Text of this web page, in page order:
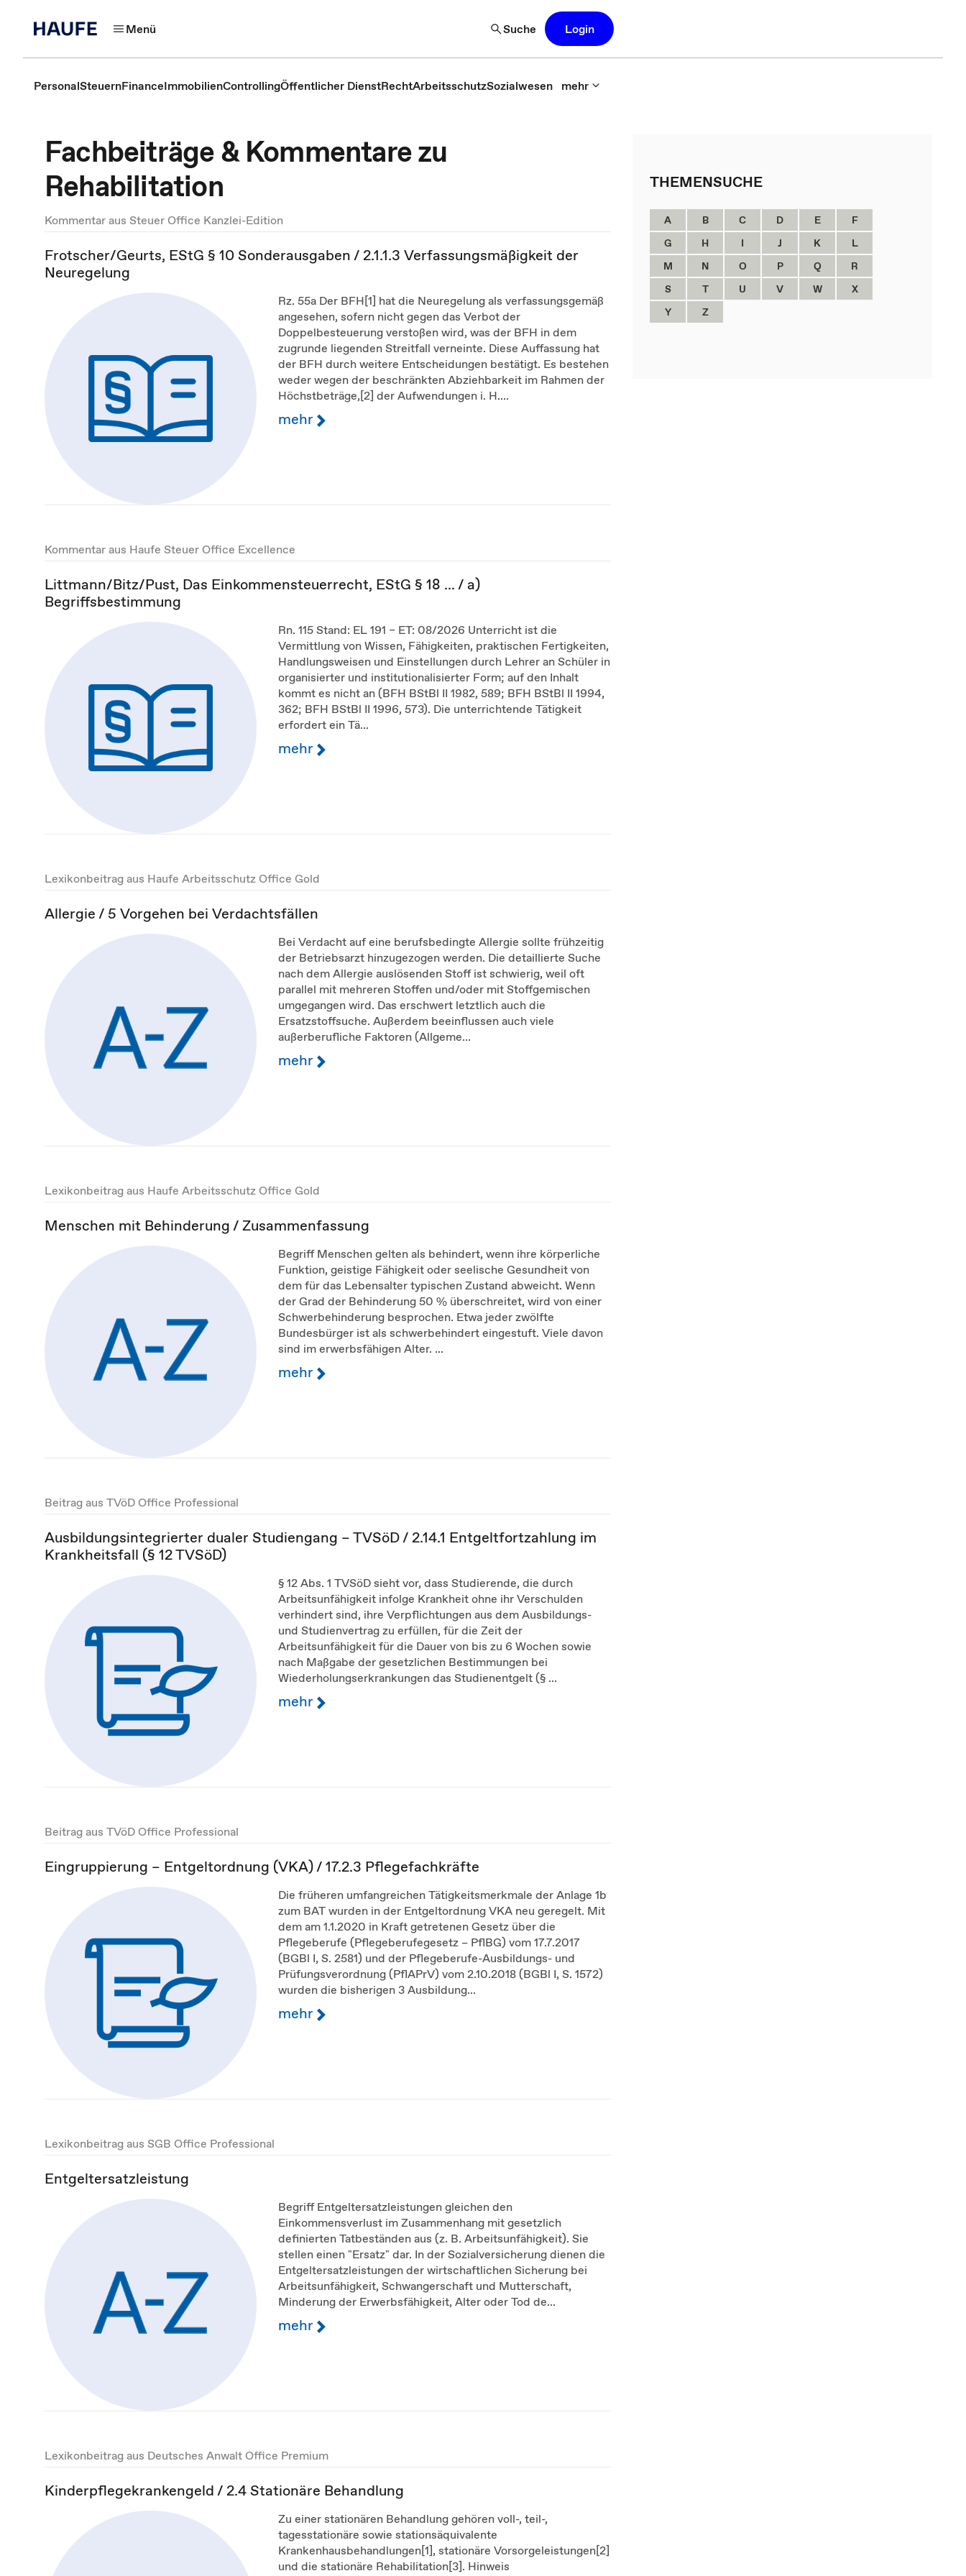
Menü Suche Login
PersonalSteuernFinanceImmobilienControllingÖffentlicher DienstRechtArbeitsschutzSozialwesen mehr
Fachbeiträge & Kommentare zu
Rehabilitation
Kommentar aus Steuer Office Kanzlei-Edition
Frotscher/Geurts, EStG § 10 Sonderausgaben / 2.1.1.3 Verfassungsmäßigkeit der
Neuregelung
Rz. 55a Der BFH[1] hat die Neuregelung als verfassungsgemäß
angesehen, sofern nicht gegen das Verbot der
Doppelbesteuerung verstoßen wird, was der BFH in dem
zugrunde liegenden Streitfall verneinte. Diese Auffassung hat
der BFH durch weitere Entscheidungen bestätigt. Es bestehen
weder wegen der beschränkten Abziehbarkeit im Rahmen der
Höchstbeträge,[2] der Aufwendungen i. H....
mehr
Kommentar aus Haufe Steuer Office Excellence
Littmann/Bitz/Pust, Das Einkommensteuerrecht, EStG § 18 ... / a)
Begriffsbestimmung
Rn. 115 Stand: EL 191 – ET: 08/2026 Unterricht ist die
Vermittlung von Wissen, Fähigkeiten, praktischen Fertigkeiten,
Handlungsweisen und Einstellungen durch Lehrer an Schüler in
organisierter und institutionalisierter Form; auf den Inhalt
kommt es nicht an (BFH BStBl II 1982, 589; BFH BStBl II 1994,
362; BFH BStBl II 1996, 573). Die unterrichtende Tätigkeit
erfordert ein Tä...
mehr
Lexikonbeitrag aus Haufe Arbeitsschutz Office Gold
Allergie / 5 Vorgehen bei Verdachtsfällen
Bei Verdacht auf eine berufsbedingte Allergie sollte frühzeitig
der Betriebsarzt hinzugezogen werden. Die detaillierte Suche
nach dem Allergie auslösenden Stoff ist schwierig, weil oft
parallel mit mehreren Stoffen und/oder mit Stoffgemischen
umgegangen wird. Das erschwert letztlich auch die
Ersatzstoffsuche. Außerdem beeinflussen auch viele
außerberufliche Faktoren (Allgeme...
mehr
Lexikonbeitrag aus Haufe Arbeitsschutz Office Gold
Menschen mit Behinderung / Zusammenfassung
Begriff Menschen gelten als behindert, wenn ihre körperliche
Funktion, geistige Fähigkeit oder seelische Gesundheit von
dem für das Lebensalter typischen Zustand abweicht. Wenn
der Grad der Behinderung 50 % überschreitet, wird von einer
Schwerbehinderung besprochen. Etwa jeder zwölfte
Bundesbürger ist als schwerbehindert eingestuft. Viele davon
sind im erwerbsfähigen Alter. ...
mehr
Beitrag aus TVöD Office Professional
Ausbildungsintegrierter dualer Studiengang – TVSöD / 2.14.1 Entgeltfortzahlung im
Krankheitsfall (§ 12 TVSöD)
§ 12 Abs. 1 TVSöD sieht vor, dass Studierende, die durch
Arbeitsunfähigkeit infolge Krankheit ohne ihr Verschulden
verhindert sind, ihre Verpflichtungen aus dem Ausbildungs-
und Studienvertrag zu erfüllen, für die Zeit der
Arbeitsunfähigkeit für die Dauer von bis zu 6 Wochen sowie
nach Maßgabe der gesetzlichen Bestimmungen bei
Wiederholungserkrankungen das Studienentgelt (§ ...
mehr
Beitrag aus TVöD Office Professional
Eingruppierung – Entgeltordnung (VKA) / 17.2.3 Pflegefachkräfte
Die früheren umfangreichen Tätigkeitsmerkmale der Anlage 1b
zum BAT wurden in der Entgeltordnung VKA neu geregelt. Mit
dem am 1.1.2020 in Kraft getretenen Gesetz über die
Pflegeberufe (Pflegeberufegesetz – PflBG) vom 17.7.2017
(BGBl I, S. 2581) und der Pflegeberufe-Ausbildungs- und
Prüfungsverordnung (PflAPrV) vom 2.10.2018 (BGBl I, S. 1572)
wurden die bisherigen 3 Ausbildung...
mehr
Lexikonbeitrag aus SGB Office Professional
Entgeltersatzleistung
Begriff Entgeltersatzleistungen gleichen den
Einkommensverlust im Zusammenhang mit gesetzlich
definierten Tatbeständen aus (z. B. Arbeitsunfähigkeit). Sie
stellen einen "Ersatz" dar. In der Sozialversicherung dienen die
Entgeltersatzleistungen der wirtschaftlichen Sicherung bei
Arbeitsunfähigkeit, Schwangerschaft und Mutterschaft,
Minderung der Erwerbsfähigkeit, Alter oder Tod de...
mehr
Lexikonbeitrag aus Deutsches Anwalt Office Premium
Kinderpflegekrankengeld / 2.4 Stationäre Behandlung
Zu einer stationären Behandlung gehören voll-, teil-,
tagesstationäre sowie stationsäquivalente
Krankenhausbehandlungen[1], stationäre Vorsorgeleistungen[2]
und die stationäre Rehabilitation[3]. Hinweis
THEMENSUCHE
A B C D E
F
G
H I J K
L
M
N O P Q
R
S
T U V W
X
Y
Z